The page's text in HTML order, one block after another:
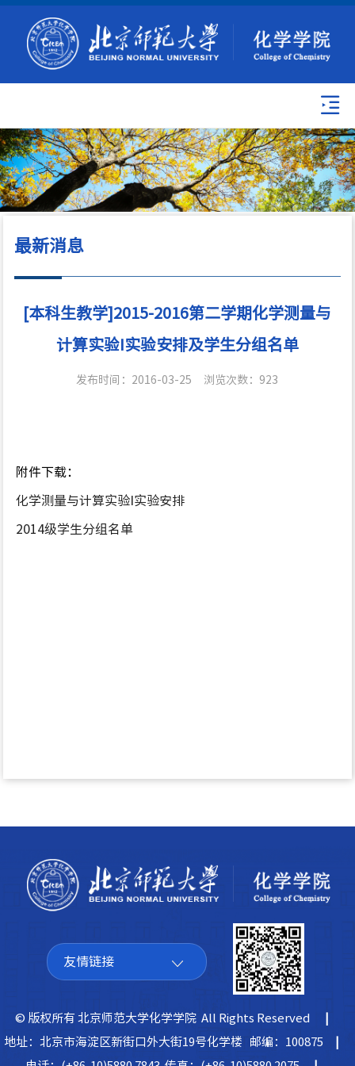
最新消息
[本科生教学]2015-2016第二学期化学测量与
计算实验I实验安排及学生分组名单
发布时间：2016-03-25 浏览次数： 923
附件下载：
化学测量与计算实验I实验安排
2014级学生分组名单
友情链接
© 版权所有 北京师范大学化学学院 All Rights Reserved
地址：北京市海淀区新街口外大街19号化学楼 邮编：100875